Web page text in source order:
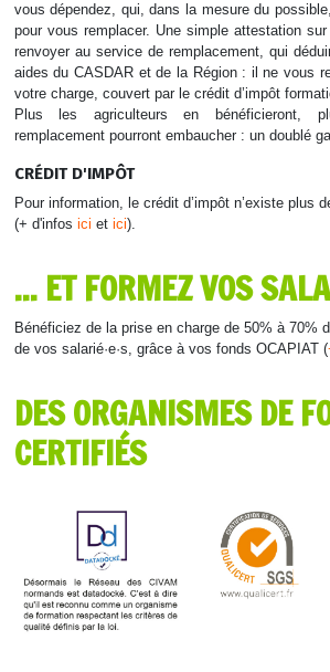
vous dépendez, qui, dans la mesure du
pour vous remplacer. Une simple attestation
renvoyer au service de remplacement, qui
aides du CASDAR et de la Région : il ne vous
votre charge, couvert par le crédit d’impôt
Plus les agriculteurs en bénéficieront,
remplacement pourront embaucher : un doublé
CRÉDIT D'IMPÔT
Pour information, le crédit d’impôt n’existe plus
(+ d'infos ici et ici).
... ET FORMEZ VOS
Bénéficiez de la prise en charge de 50% à 70%
de vos salarié·e·s, grâce à vos fonds OCAPIAT (
DES ORGANISMES DE
CERTIFIÉS